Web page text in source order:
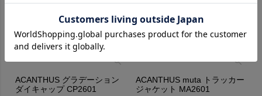
ACANTHUS グラデーション
ダイキャップ CP2601
ACANTHUS muta トラッカー
ジャケット MA2601